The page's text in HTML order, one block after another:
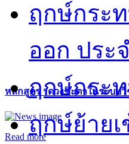
หลักสูตร “ดวงชะตาในระบบ
Read more
ฤกษ์กระ
ออก ประ
ฤกษ์กระ
ฤกษ์ย้าย